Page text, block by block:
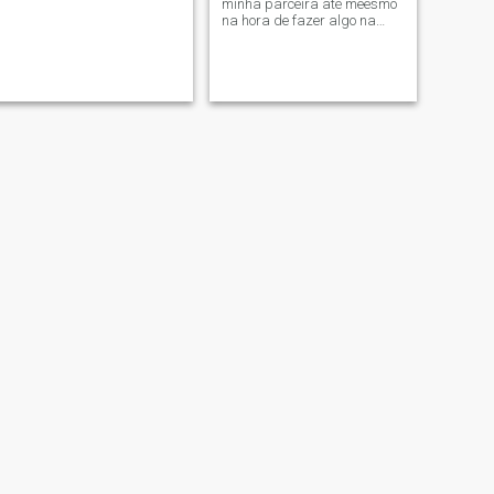
minha parceira até meesmo
na hora de fazer algo na